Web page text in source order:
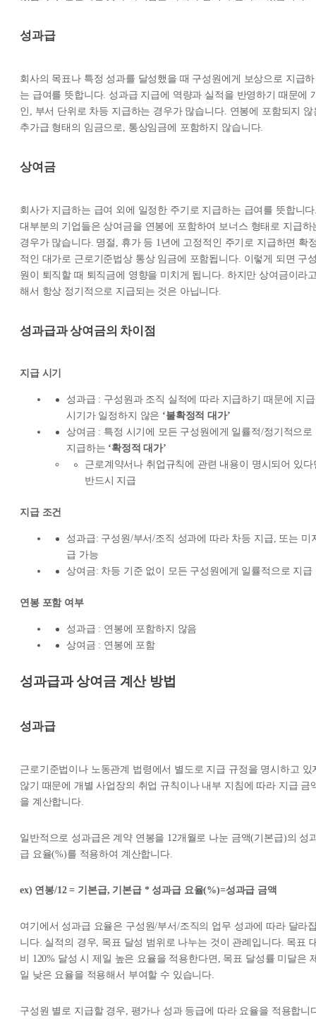
성과급
회사의 목표나 특정 성과를 달성했을 때 구성원에게 보상으로 지급하
는 급여를 뜻합니다. 성과급 지급에 역량과 실적을 반영하기 때문에
인, 부서 단위로 차등 지급하는 경우가 많습니다. 연봉에 포함되지 않
추가급 형태의 임금으로, 통상임금에 포함하지 않습니다.
상여금
회사가 지급하는 급여 외에 일정한 주기로 지급하는 급여를 뜻합니
대부분의 기업들은 상여금을 연봉에 포함하여 보너스 형태로 지급하
경우가 많습니다. 명절, 휴가 등 1년에 고정적인 주기로 지급하면 확
적인 대가로 근로기준법상 통상 임금에 포함됩니다. 이렇게 되면 구
원이 퇴직할 때 퇴직금에 영향을 미치게 됩니다. 하지만 상여금이라
해서 항상 정기적으로 지급되는 것은 아닙니다.
성과급과 상여금의 차이점
지급 시기
성과급 : 구성원과 조직 실적에 따라 지급하기 때문에 지급
시기가 일정하지 않은 ‘불확정적 대가’
상여금 : 특정 시기에 모든 구성원에게 일률적/정기적으로
지급하는 ‘확정적 대가’
근로계약서나 취업규칙에 관련 내용이 명시되어 있다
반드시 지급
지급 조건
성과급: 구성원/부서/조직 성과에 따라 차등 지급, 또는 미
급 가능
상여금: 차등 기준 없이 모든 구성원에게 일률적으로 지급
연봉 포함 여부
성과급 : 연봉에 포함하지 않음
상여금 : 연봉에 포함
성과급과 상여금 계산 방법
성과급
근로기준법이나 노동관계 법령에서 별도로 지급 규정을 명시하고 있
않기 때문에 개별 사업장의 취업 규칙이나 내부 지침에 따라 지급 금
을 계산합니다.
일반적으로 성과급은 계약 연봉을 12개월로 나눈 금액(기본급)의 성
급 요율(%)를 적용하여 계산합니다.
ex) 연봉/12 = 기본급, 기본급 * 성과급 요율(%)=성과급 금액
여기에서 성과급 요율은 구성원/부서/조직의 업무 성과에 따라 달라
니다. 실적의 경우, 목표 달성 범위로 나누는 것이 관례입니다. 목표
비 120% 달성 시 제일 높은 요율을 적용한다면, 목표 달성률 미달은
일 낮은 요율을 적용해서 부여할 수 있습니다.
구성원 별로 지급할 경우, 평가나 성과 등급에 따라 요율을 적용합니